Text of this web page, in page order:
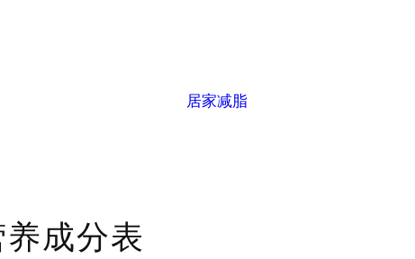
居家减脂
成分表